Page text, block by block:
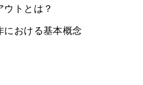
ウトとは？
における基本概念